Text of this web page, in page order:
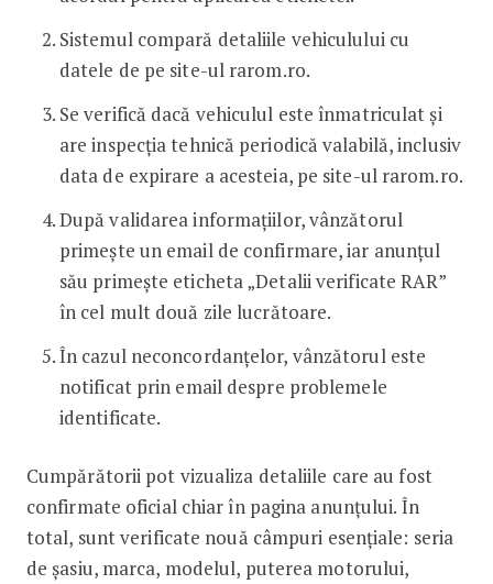
Sistemul compară detaliile vehiculului cu
datele de pe site-ul rarom.ro.
Se verifică dacă vehiculul este înmatriculat și
are inspecția tehnică periodică valabilă, inclusiv
data de expirare a acesteia, pe site-ul rarom.ro.
După validarea informațiilor, vânzătorul
primește un email de confirmare, iar anunțul
său primește eticheta „Detalii verificate RAR”
în cel mult două zile lucrătoare.
În cazul neconcordanțelor, vânzătorul este
notificat prin email despre problemele
identificate.
Cumpărătorii pot vizualiza detaliile care au fost
confirmate oficial chiar în pagina anunțului. În
total, sunt verificate nouă câmpuri esențiale: seria
de șasiu, marca, modelul, puterea motorului,